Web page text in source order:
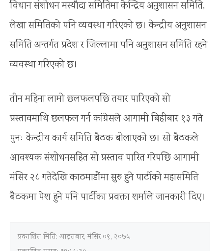
विधान संशोधन मस्यौदा समितिमा केन्द्रिय अनुशासन समिति,
लेखा समितिको पनि व्यवस्था गरिएको छ। केन्द्रीय अनुशासन
समिति अन्तर्गत प्रदेश र जिल्लामा पनि अनुशासन समिति रहने
व्यवस्था गरिएको छ।
तीन महिना लामो छलफलपछि तयार पारिएको सो
प्रस्तावमाथि छलफल गर्न कांग्रेसले आगामी बिहीबार १३ गते
पुनः केन्द्रीय कार्य समिति बैठक बोलाएको छ। सो बैठकले
आवश्यक संशोधनसहित सो प्रस्ताव पारित गरेपछि आगामी
मंसिर २८ गतेदेखि काठमाडौंमा सुरु हुने पार्टीको महासमिति
बैठकमा पेश हुने पनि पार्टीका प्रवक्ता शर्माले जानकारी दिए।
प्रकाशित मिति: आइतबार, मंसिर ०९, २०७५